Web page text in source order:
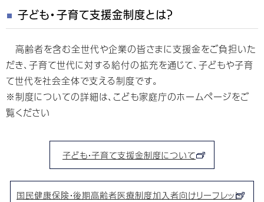
子ども・子育て支援金制度とは？
高齢者を含む全世代や企業の皆さまに支援金をご負担いた
だき、子育て世代に対する給付の拡充を通じて、子どもや子育
て世代を社会全体で支える制度です。
※制度についての詳細は、こども家庭庁のホームページをご
覧ください
子ども・子育て支援金制度について
国民健康保険・後期高齢者医療制度加入者向けリーフレット